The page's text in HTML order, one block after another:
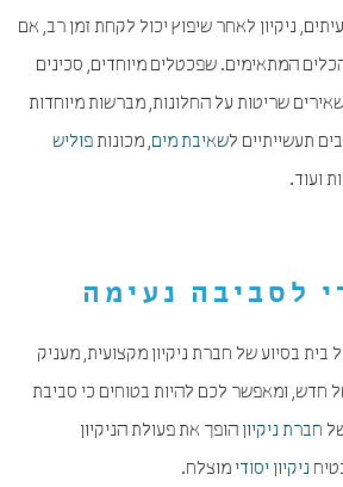
ניקיון לאחר שיפוץ יכול לקחת זמן רב, אם
המתאימים. שפכטלים מיוחדים, סכינים
שריטות על החלונות, מברשות מיוחדות
תעשייתיים לשאיבת מים, מכונותפוליש
ועוד.
לסביבה נעימה
בית בסיוע של חברת ניקיון מקצועית, מעניק
חדש, ומאפשר לכם להיות בטוחים כי סביבת
חברת ניקיון הופך את פעולת הניקיון
ניקיון יסודי מוצלח.